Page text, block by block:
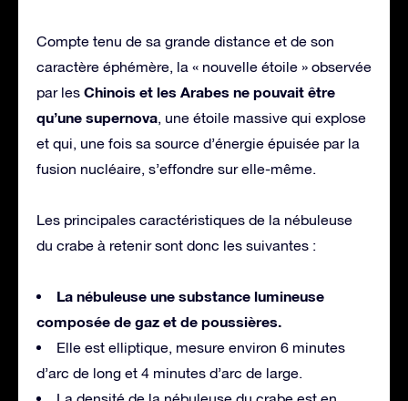
Compte tenu de sa grande distance et de son
caractère éphémère, la « nouvelle étoile » observée
par les Chinois et les Arabes ne pouvait être
qu’une supernova, une étoile massive qui explose
et qui, une fois sa source d’énergie épuisée par la
fusion nucléaire, s’effondre sur elle-même.
Les principales caractéristiques de la nébuleuse
du crabe à retenir sont donc les suivantes :
La nébuleuse une substance lumineuse
composée de gaz et de poussières.
Elle est elliptique, mesure environ 6 minutes
d’arc de long et 4 minutes d’arc de large.